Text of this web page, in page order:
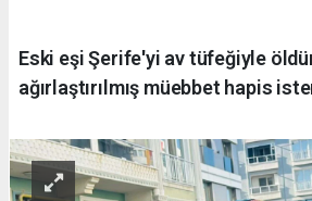
Eski eşi Şerife'yi av tüfeğiyle
ağırlaştırılmış müebbet hapis